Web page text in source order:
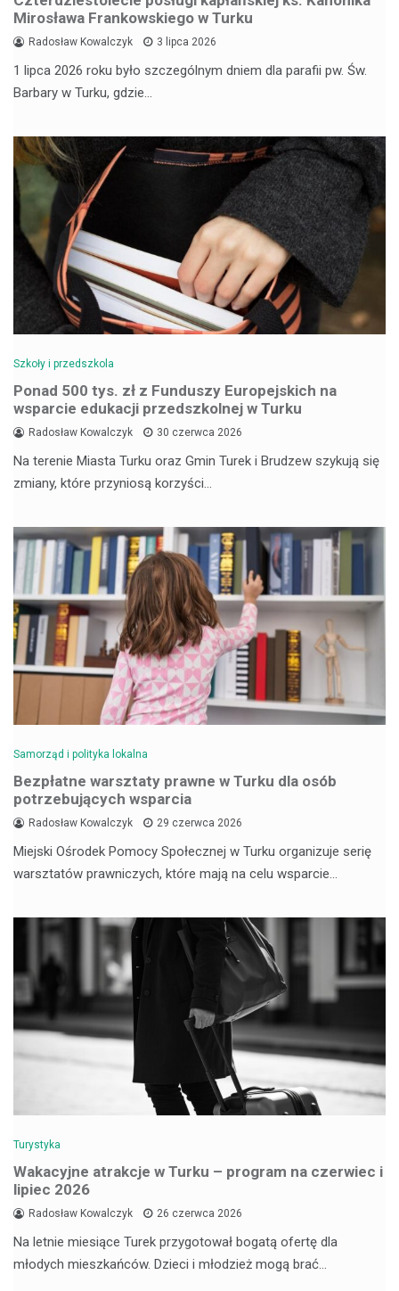
Mirosława Frankowskiego w Turku
Radosław Kowalczyk 3 lipca 2026
1 lipca 2026 roku było szczególnym dniem dla parafii pw. Św.
Barbary w Turku, gdzie…
Szkoły i przedszkola
Ponad 500 tys. zł z Funduszy Europejskich na
wsparcie edukacji przedszkolnej w Turku
Radosław Kowalczyk 30 czerwca 2026
Na terenie Miasta Turku oraz Gmin Turek i Brudzew szykują się
zmiany, które przyniosą korzyści…
Samorząd i polityka lokalna
Bezpłatne warsztaty prawne w Turku dla osób
potrzebujących wsparcia
Radosław Kowalczyk 29 czerwca 2026
Miejski Ośrodek Pomocy Społecznej w Turku organizuje serię
warsztatów prawniczych, które mają na celu wsparcie…
Turystyka
Wakacyjne atrakcje w Turku – program na czerwiec i
lipiec 2026
Radosław Kowalczyk 26 czerwca 2026
Na letnie miesiące Turek przygotował bogatą ofertę dla
młodych mieszkańców. Dzieci i młodzież mogą brać…